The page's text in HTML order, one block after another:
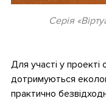
Серія
Для участі у
дотримуються
практично